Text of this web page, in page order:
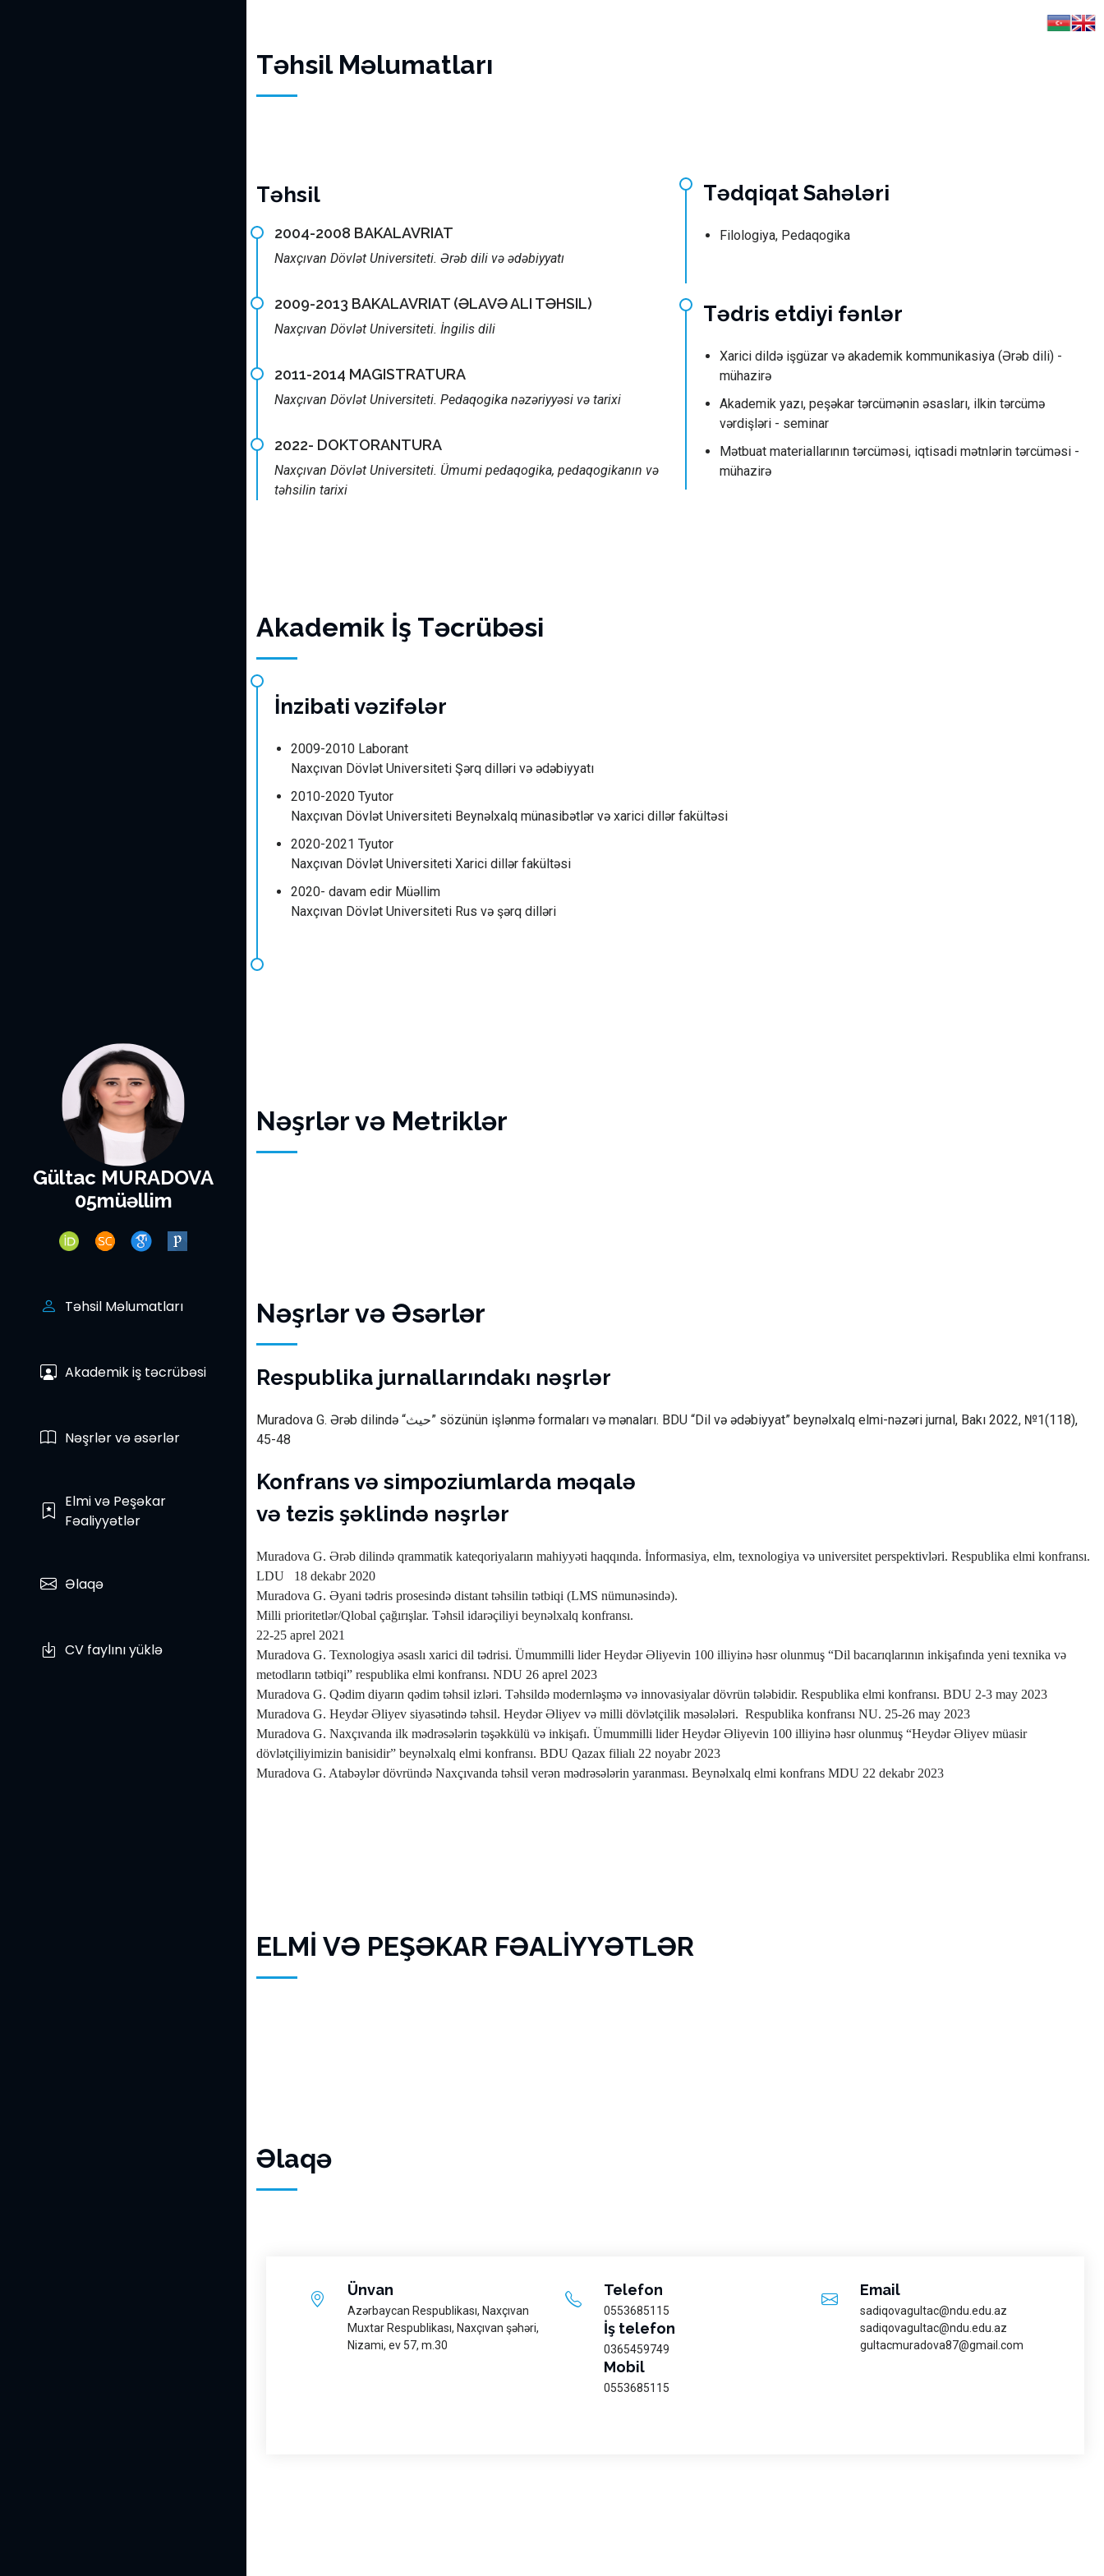
Gültac MURADOVA
05müəllim
Təhsil Məlumatları
Akademik iş təcrübəsi
Nəşrlər və əsərlər
Elmi və Peşəkar
Fəaliyyətlər
Əlaqə
CV faylını yüklə
Təhsil Məlumatları
Təhsil
2004-2008 BAKALAVRIAT
Naxçıvan Dövlət Universiteti. Ərəb dili və ədəbiyyatı
2009-2013 BAKALAVRIAT (ƏLAVƏ ALI TƏHSIL)
Naxçıvan Dövlət Universiteti. İngilis dili
2011-2014 MAGISTRATURA
Naxçıvan Dövlət Universiteti. Pedaqogika nəzəriyyəsi və tarixi
2022- DOKTORANTURA
Naxçıvan Dövlət Universiteti. Ümumi pedaqogika, pedaqogikanın və
təhsilin tarixi
Tədqiqat Sahələri
Filologiya, Pedaqogika
Tədris etdiyi fənlər
Xarici dildə işgüzar və akademik kommunikasiya (Ərəb dili) -
mühazirə
Akademik yazı, peşəkar tərcümənin əsasları, ilkin tərcümə
vərdişləri - seminar
Mətbuat materiallarının tərcüməsi, iqtisadi mətnlərin tərcüməsi -
mühazirə
Akademik İş Təcrübəsi
İnzibati vəzifələr
2009-2010 Laborant
Naxçıvan Dövlət Universiteti Şərq dilləri və ədəbiyyatı
2010-2020 Tyutor
Naxçıvan Dövlət Universiteti Beynəlxalq münasibətlər və xarici dillər fakültəsi
2020-2021 Tyutor
Naxçıvan Dövlət Universiteti Xarici dillər fakültəsi
2020- davam edir Müəllim
Naxçıvan Dövlət Universiteti Rus və şərq dilləri
Nəşrlər və Metriklər
Nəşrlər və Əsərlər
Respublika jurnallarındakı nəşrlər
Muradova G. Ərəb dilində “حيث” sözünün işlənmə formaları və mənaları. BDU “Dil və ədəbiyyat” beynəlxalq elmi-nəzəri jurnal, Bakı 2022, №1(118),
45-48
Konfrans və simpoziumlarda məqalə
və tezis şəklində nəşrlər
Muradova G. Ərəb dilində qrammatik kateqoriyaların mahiyyəti haqqında. İnformasiya, elm, texnologiya və universitet perspektivləri. Respublika elmi konfransı.
LDU
18 dekabr 2020
Muradova G. Əyani tədris prosesində distant təhsilin tətbiqi (LMS nümunəsində).
Milli prioritetlər/Qlobal çağırışlar. Təhsil idarəçiliyi beynəlxalq konfransı.
22-25 aprel 2021
Muradova G. Texnologiya əsaslı xarici dil tədrisi. Ümummilli lider Heydər Əliyevin 100 illiyinə həsr olunmuş “Dil bacarıqlarının inkişafında yeni texnika və
metodların tətbiqi” respublika elmi konfransı. NDU 26 aprel 2023
Muradova G. Qədim diyarın qədim təhsil izləri. Təhsildə modernləşmə və innovasiyalar dövrün tələbidir. Respublika elmi konfransı. BDU 2-3 may 2023
Muradova G. Heydər Əliyev siyasətində təhsil. Heydər Əliyev və milli dövlətçilik məsələləri. Respublika konfransı NU. 25-26 may 2023
Muradova G. Naxçıvanda ilk mədrəsələrin təşəkkülü və inkişafı. Ümummilli lider Heydər Əliyevin 100 illiyinə həsr olunmuş “Heydər Əliyev müasir
dövlətçiliyimizin banisidir” beynəlxalq elmi konfransı. BDU Qazax filialı 22 noyabr 2023
Muradova G. Atabəylər dövründə Naxçıvanda təhsil verən mədrəsələrin yaranması. Beynəlxalq elmi konfrans MDU 22 dekabr 2023
ELMİ VƏ PEŞƏKAR FƏALİYYƏTLƏR
Əlaqə
Ünvan
Azərbaycan Respublikası, Naxçıvan
Muxtar Respublikası, Naxçıvan şəhəri,
Nizami, ev 57, m.30
Telefon
0553685115
İş telefon
0365459749
Mobil
0553685115
Email
sadiqovagultac@ndu.edu.az
sadiqovagultac@ndu.edu.az
gultacmuradova87@gmail.com